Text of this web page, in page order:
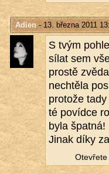
Adien- 13. března 2011
S tvým
sí­lat sem
pros­tě
ne­chtě­la
pro­to­že
té po­víd­ce
byla špat­ná!
Jinak díky